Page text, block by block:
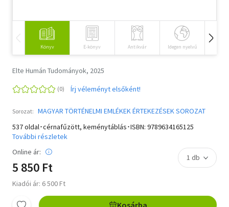
Könyv E-könyv Antikvár Idegen nyelvű
Elte Humán Tudományok, 2025
Írj véleményt elsőként!
Sorozat: MAGYAR TÖRTÉNELMI EMLÉKEK ÉRTEKEZÉSEK SOROZAT
537 oldal･cérnafűzött, keménytáblás･ISBN: 9789634165125
További részletek
Online ár:
5 850 Ft
Kiadói ár: 6 500 Ft